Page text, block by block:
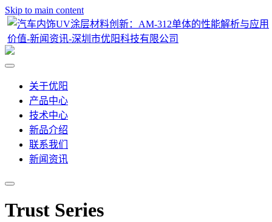
Skip to main content
关于优阳
产品中心
技术中心
新品介绍
联系我们
新闻资讯
Trust Series